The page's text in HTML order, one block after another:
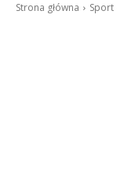
Strona główna Sport